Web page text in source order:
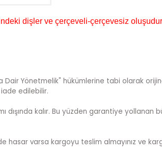
dişler ve çerçeveli-çerçevesiz
Dair Yönetmelik" hükümlerine tabi olarak
edilebilir.
kalır. Bu yüzden garantiye yollanan
hasar varsa kargoyu teslim almayınız ve